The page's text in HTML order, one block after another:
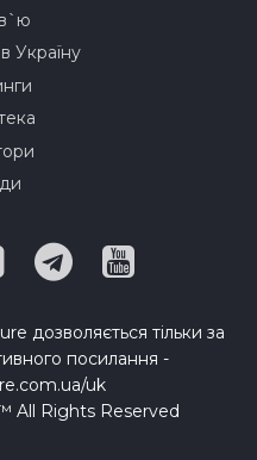
Україну
дозволяється тільки за
посилання -
uk
All Rights Reserved